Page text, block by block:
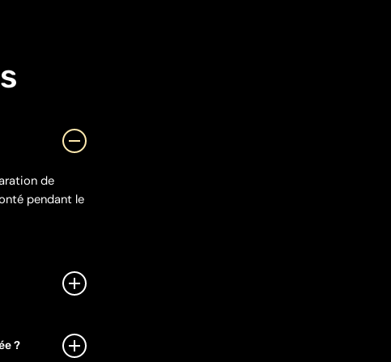
de
pendant le
?